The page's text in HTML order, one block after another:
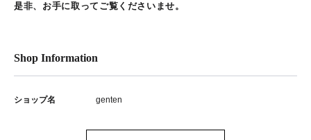
是非、お手に取ってご覧くださいませ。
Shop Information
ショップ名 genten